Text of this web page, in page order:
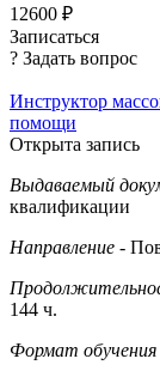
12600 ₽
Записаться
? Задать вопрос
Инструктор
помощи
Открыта запись
Выдаваемый
квалификации
Направление -
144 ч.
Формат обучения